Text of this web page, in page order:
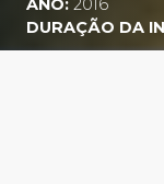
ANO: 2016
DURAÇÃO DA